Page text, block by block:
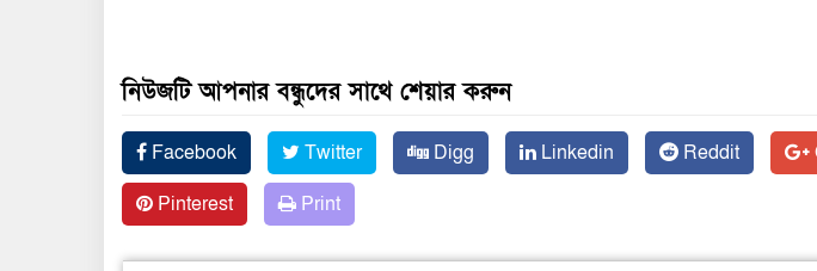
নিউজটি আপনার বন্ধুদের সাথে শেয়ার করুন
Facebook Twitter Digg Linkedin Reddit
Pinterest
Print